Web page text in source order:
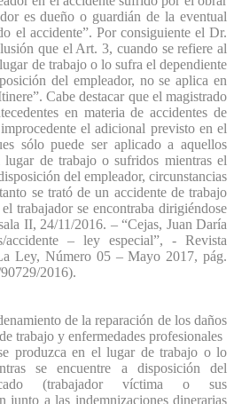
es dueño o guardián de la eventual
el accidente”. Por consiguiente el Dr.
que el Art. 3, cuando se refiere al
de trabajo o lo sufra el dependiente
del empleador, no se aplica en
Cabe destacar que el magistrado
en materia de accidentes de
el adicional previsto en el
sólo puede ser aplicado a aquellos
de trabajo o sufridos mientras el
del empleador, circunstancias
se trató de un accidente de trabajo
trabajador se encontraba dirigiéndose
II, 24/11/2016. – “Cejas, Juan Daría
– ley especial”, - Revista
Ley, Número 05 – Mayo 2017, pág.
2016).
de la reparación de los daños
trabajo y enfermedades profesionales
produzca en el lugar de trabajo o lo
se encuentre a disposición del
(trabajador víctima o sus
junto a las indemnizaciones dinerarias